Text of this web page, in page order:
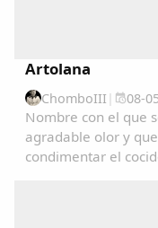
Artolana
ChomboIII | 08-
Nombre con el que
agradable olor y
condimentar el